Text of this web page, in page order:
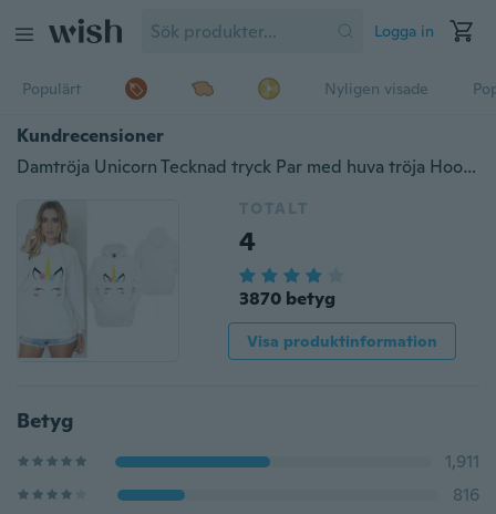
Logga in
Populärt Nyligen visade
Kundrecensioner
Damtröja Unicorn Tecknad tryck Par med huva tröja Hoodies tröja med fickor
TOTALT
4
3870 betyg
Visa produktinformation
Betyg
1,911
816